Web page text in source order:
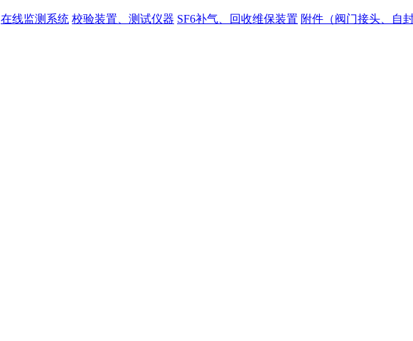
在线监测系统 校验装置、测试仪器 SF6补气、回收维保装置 附件（阀门接头、自